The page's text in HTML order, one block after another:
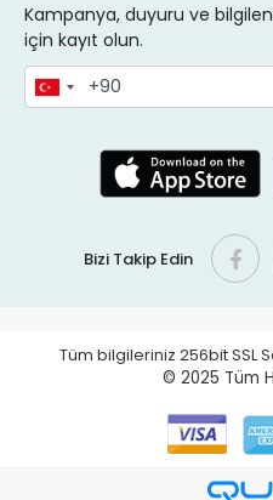
Kampanya, duyuru ve
için kayıt olun.
Bizi Takip Edin
Tüm bilgileriniz 256bit SSL
© 2025 Tüm